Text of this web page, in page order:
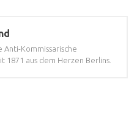
Anti-Kommissarische
1871 aus dem Herzen Berlins.